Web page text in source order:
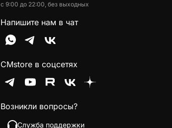
с 9:00 до 22:00, без выходных
Напишите нам в чат
CMstore в соцсетях
Возникли вопросы?
Служба поддержки